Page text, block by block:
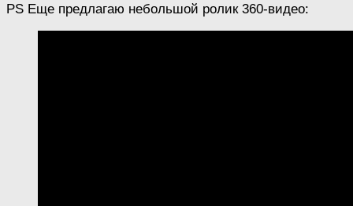
PS Еще предлагаю небольшой ролик 360-видео: